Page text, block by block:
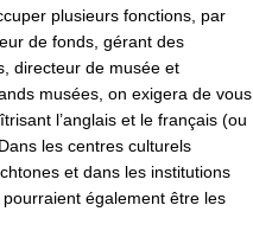
plusieurs fonctions, par
de fonds, gérant des
directeur de musée et
musées, on exigera de vous
l’anglais et le français (ou
les centres culturels
et dans les institutions
également être les